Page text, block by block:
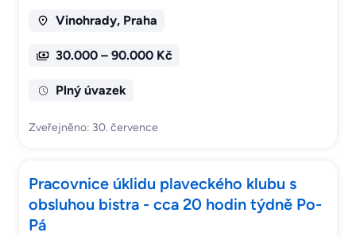
Vinohrady, Praha
30.000 – 90.000 Kč
Plný úvazek
Zveřejněno: 30. července
Pracovnice úklidu plaveckého klubu s
obsluhou bistra - cca 20 hodin týdně Po-
Pá